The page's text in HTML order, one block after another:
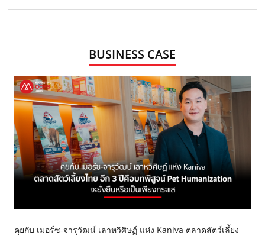
BUSINESS CASE
คุยกับ เมอร์ซ-จารุวัฒน์ เลาหวิศิษฏ์ แห่ง Kaniva ตลาดสัตว์เลี้ยง